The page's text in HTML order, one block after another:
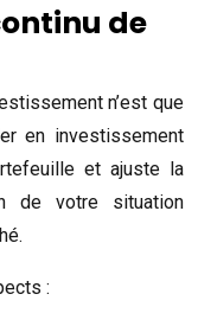
de
n’est que
en investissement
et ajuste la
de votre situation
: